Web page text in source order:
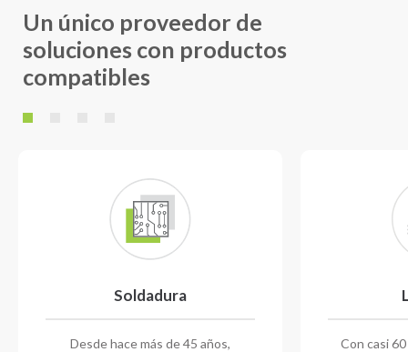
Un único proveedor de
soluciones con productos
compatibles
Soldadura
Desde hace más de 45 años,
Con casi